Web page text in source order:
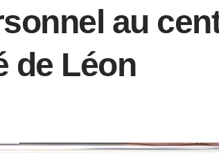
au
de Léon